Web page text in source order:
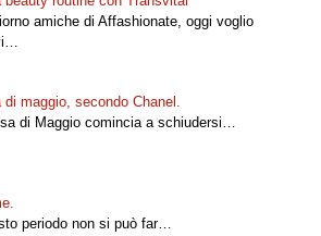
amiche di Affashionate, oggi voglio
di maggio, secondo Chanel.
di Maggio comincia a schiudersi…
periodo non si può far…